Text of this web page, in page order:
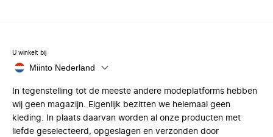
U winkelt bij
Miinto Nederland
In tegenstelling tot de meeste andere modeplatforms hebben
wij geen magazijn. Eigenlijk bezitten we helemaal geen
kleding. In plaats daarvan worden al onze producten met
liefde geselecteerd, opgeslagen en verzonden door